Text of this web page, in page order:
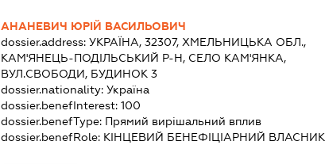
АНАНЕВИЧ ЮРІЙ ВАСИЛЬОВИЧ
dossier.address: УКРАЇНА, 32307, ХМЕЛЬНИЦЬКА ОБЛ.,
КАМ'ЯНЕЦЬ-ПОДІЛЬСЬКИЙ Р-Н, СЕЛО КАМ'ЯНКА,
ВУЛ.СВОБОДИ, БУДИНОК 3
dossier.nationality: Україна
dossier.benefInterest: 100
dossier.benefType: Прямий вирішальний вплив
dossier.benefRole: КІНЦЕВИЙ БЕНЕФІЦІАРНИЙ ВЛАСНИК